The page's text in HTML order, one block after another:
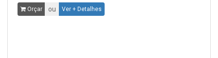
Orçar ou Ver + Detalhes